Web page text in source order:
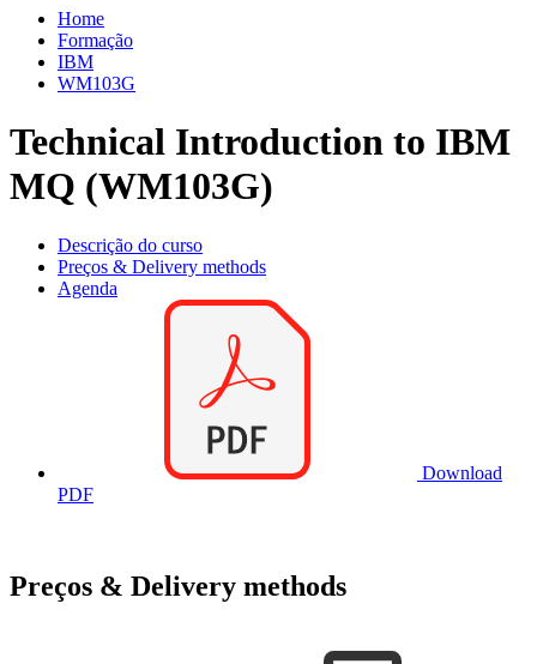
Home
Formação
IBM
WM103G
Technical Introduction to IBM
MQ (WM103G)
Descrição do curso
Preços & Delivery methods
Agenda
Download
PDF
Preços & Delivery methods